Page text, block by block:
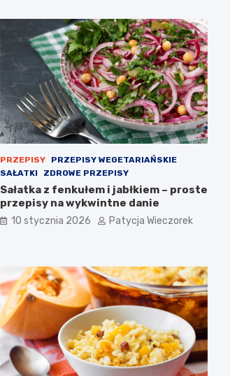
PRZEPISY
PRZEPISY WEGETARIAŃSKIE
SAŁATKI
ZDROWE PRZEPISY
Sałatka z fenkułem i jabłkiem – proste
przepisy na wykwintne danie
10 stycznia 2026 Patycja Wieczorek